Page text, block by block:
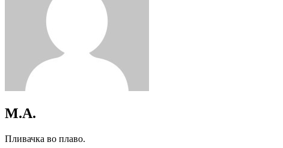
M.A.
Пливачка во плаво.